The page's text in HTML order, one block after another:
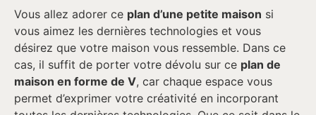
Vous allez adorer ce plan d’une petite maison si
vous aimez les dernières technologies et vous
désirez que votre maison vous ressemble. Dans ce
cas, il suffit de porter votre dévolu sur ce plan de
maison en forme de V, car chaque espace vous
permet d’exprimer votre créativité en incorporant